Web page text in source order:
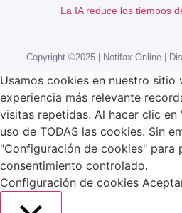
La IA reduce los tiempos
Copyright ©2025 | Notifax Online |
Usamos cookies en nuestro sitio
experiencia más relevante
visitas repetidas. Al hacer clic
uso de TODAS las cookies. Sin
"Configuración de cookies" para
consentimiento controlado.
Configuración de cookies